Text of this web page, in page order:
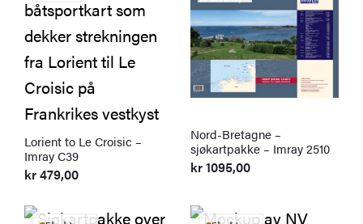
Lorient to Le Croisic –
Imray C39
kr479,00
Nord-Bretagne –
sjøkartpakke – Imray 2510
kr1095,00